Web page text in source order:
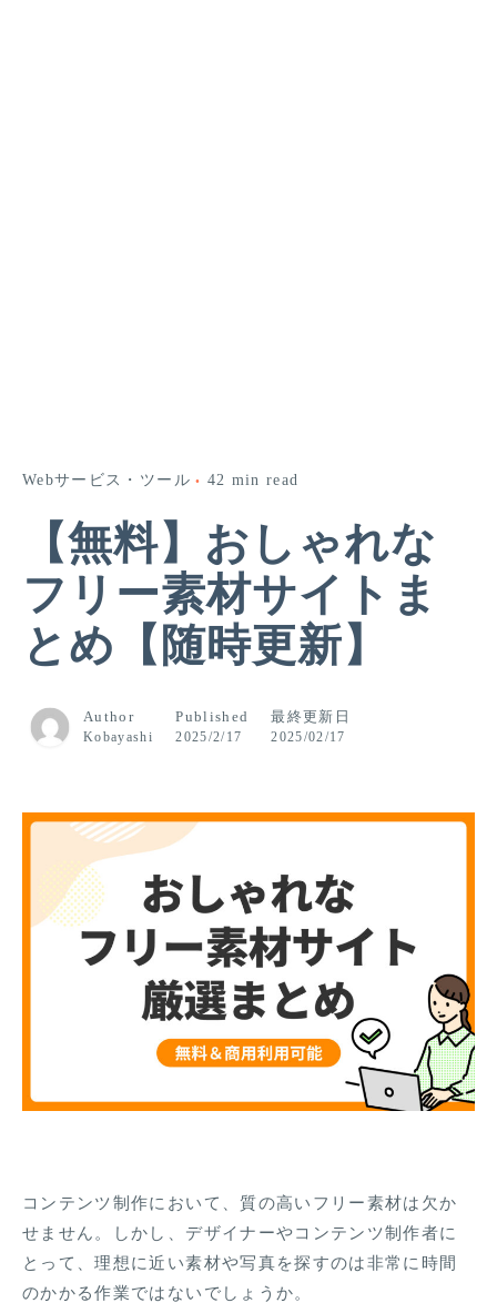
Webサービス・ツール 42 min read
【無料】おしゃれな
フリー素材サイトま
とめ【随時更新】
Author
Kobayashi
Published
2025/2/17
最終更新日
2025/02/17
コンテンツ制作において、質の高いフリー素材は欠か
せません。しかし、デザイナーやコンテンツ制作者に
とって、理想に近い素材や写真を探すのは非常に時間
のかかる作業ではないでしょうか。